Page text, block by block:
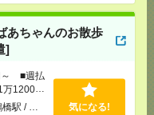
あちゃんのお散歩
]
～ ■週払
1200円
駅 / … 気になる!
神線)駅
気になる！
類の封入作業など
〇[派遣]